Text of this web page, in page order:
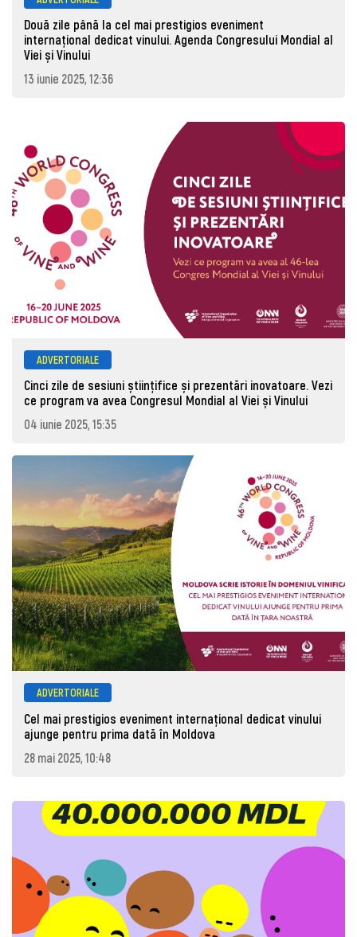
Două zile până la cel mai prestigios eveniment
internațional dedicat vinului. Agenda Congresului Mondial al
Viei și Vinului
13 iunie 2025, 12:36
ADVERTORIALE
Cinci zile de sesiuni științifice și prezentări inovatoare. Vezi
ce program va avea Congresul Mondial al Viei și Vinului
04 iunie 2025, 15:35
ADVERTORIALE
Cel mai prestigios eveniment internațional dedicat vinului
ajunge pentru prima dată în Moldova
28 mai 2025, 10:48